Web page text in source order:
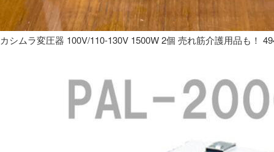
カシムラ変圧器 100V/110-130V 1500W 2個 売れ筋介護用品も！